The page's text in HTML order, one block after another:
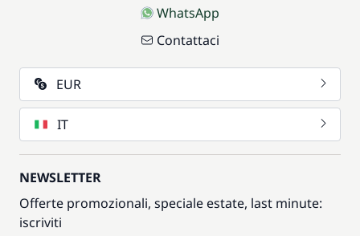
WhatsApp
Contattaci
EUR
IT
NEWSLETTER
Offerte promozionali, speciale estate, last minute:
iscriviti